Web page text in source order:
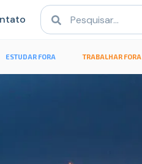
ESTUDAR FORA TRABALHAR FORA